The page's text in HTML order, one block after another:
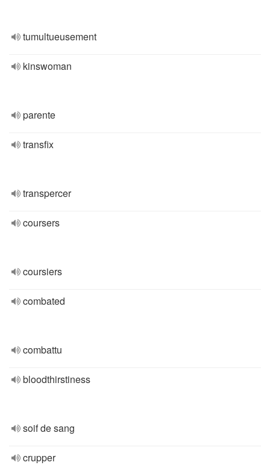
tumultueusement
kinswoman
parente
transfix
transpercer
coursers
coursiers
combated
combattu
bloodthirstiness
soif de sang
crupper